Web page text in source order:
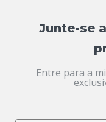
Junte-se
Entre para a